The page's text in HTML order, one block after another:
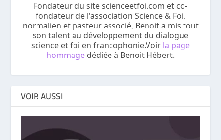
Fondateur du site scienceetfoi.com et co-
fondateur de l'association Science & Foi,
normalien et pasteur associé, Benoit a mis tout
son talent au développement du dialogue
science et foi en francophonie.Voir la page
hommage dédiée à Benoit Hébert.
VOIR AUSSI